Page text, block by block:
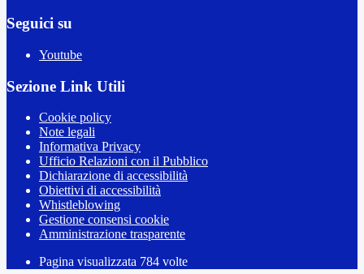
Seguici su
Youtube
Sezione Link Utili
Cookie policy
Note legali
Informativa Privacy
Ufficio Relazioni con il Pubblico
Dichiarazione di accessibilità
Obiettivi di accessibilità
Whistleblowing
Gestione consensi cookie
Amministrazione trasparente
Pagina visualizzata 784 volte